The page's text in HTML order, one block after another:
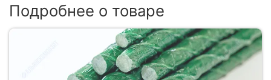
Подробнее о товаре